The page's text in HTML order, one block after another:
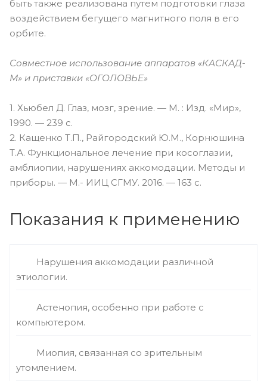
быть также реализована путем подготовки глаза
воздействием бегущего магнитного поля в его
орбите.
Совместное использование аппаратов «КАСКАД-
М» и приставки «ОГОЛОВЬЕ»
1. Хьюбел Д. Глаз, мозг, зрение. — М. : Изд. «Мир»,
1990. — 239 с.
2. Кащенко Т.П., Райгородский Ю.М., Корнюшина
Т.А. Функциональное лечение при косоглазии,
амблиопии, нарушениях аккомодации. Методы и
приборы. — М.- ИИЦ СГМУ. 2016. — 163 с.
Показания к применению
Нарушения аккомодации различной
этиологии.
Астенопия, особенно при работе с
компьютером.
Миопия, связанная со зрительным
утомлением.